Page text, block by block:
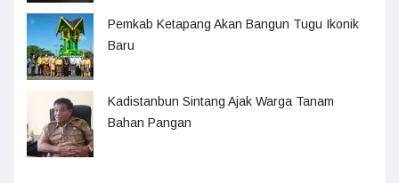
Pemkab Ketapang Akan Bangun Tugu Ikonik
Baru
Kadistanbun Sintang Ajak Warga Tanam
Bahan Pangan